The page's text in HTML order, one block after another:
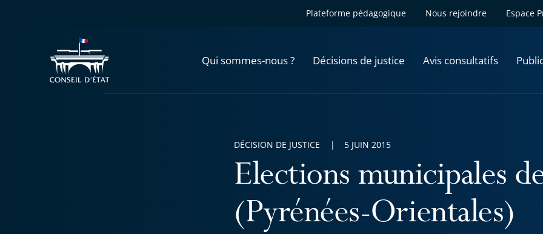
Plateforme pédagogique Nous rejoindre Espace
Qui sommes-nous ? Décisions de justice Avis consultatifs
Elections municipales
(Pyrénées-Orientales)
DÉCISION DE JUSTICE 5 JUIN 2015